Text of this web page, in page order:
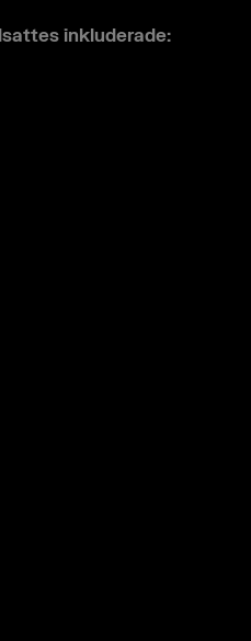
inkluderade: